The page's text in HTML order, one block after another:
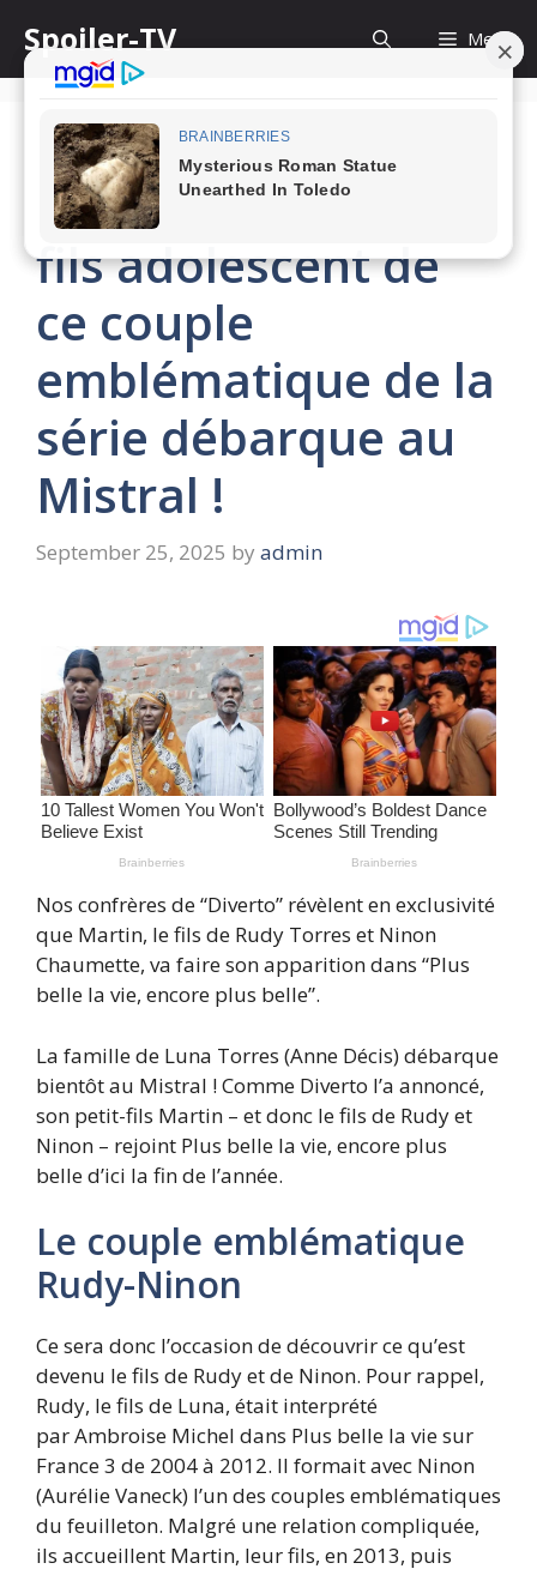
content
Spoiler-TV Menu
Plus belle la vie : le
fils adolescent de
ce couple
emblématique de la
série débarque au
Mistral !
September 25, 2025 by admin
Nos confrères de “Diverto” révèlent en exclusivité
que Martin, le fils de Rudy Torres et Ninon
Chaumette, va faire son apparition dans “Plus
belle la vie, encore plus belle”.
La famille de Luna Torres (Anne Décis) débarque
bientôt au Mistral ! Comme Diverto l’a annoncé,
son petit-fils Martin – et donc le fils de Rudy et
Ninon – rejoint Plus belle la vie, encore plus
belle d’ici la fin de l’année.
Le couple emblématique
Rudy-Ninon
Ce sera donc l’occasion de découvrir ce qu’est
devenu le fils de Rudy et de Ninon. Pour rappel,
Rudy, le fils de Luna, était interprété
par Ambroise Michel dans Plus belle la vie sur
France 3 de 2004 à 2012. Il formait avec Ninon
(Aurélie Vaneck) l’un des couples emblématiques
du feuilleton. Malgré une relation compliquée,
ils accueillent Martin, leur fils, en 2013, puis